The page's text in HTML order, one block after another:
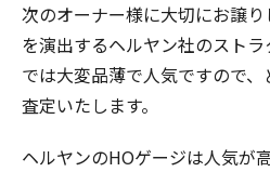
次のオーナー様に大切にお譲
を演出するヘルヤン社のスト
では大変品薄で人気ですので
査定いたします。
ヘルヤンのHOゲージは人気が